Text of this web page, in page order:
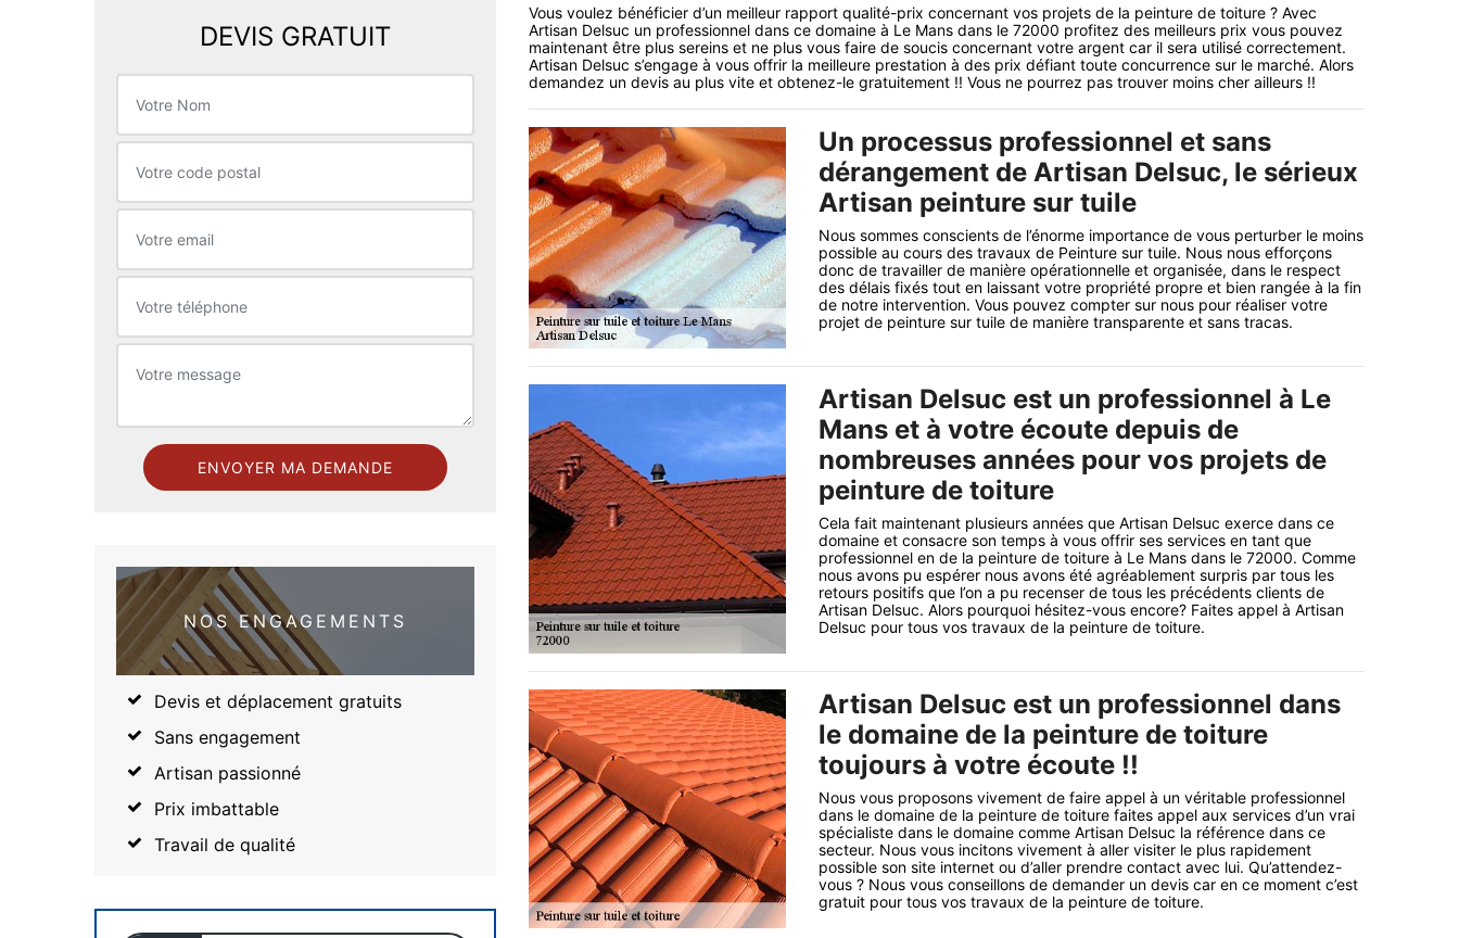
DEVIS GRATUIT
NOS ENGAGEMENTS
Devis et déplacement gratuits
Sans engagement
Artisan passionné
Prix imbattable
Travail de qualité
Vous voulez bénéficier d’un meilleur rapport qualité-prix concernant vos projets de la peinture de toiture ? Avec
Artisan Delsuc un professionnel dans ce domaine à Le Mans dans le 72000 profitez des meilleurs prix vous pouvez
maintenant être plus sereins et ne plus vous faire de soucis concernant votre argent car il sera utilisé correctement.
Artisan Delsuc s’engage à vous offrir la meilleure prestation à des prix défiant toute concurrence sur le marché. Alors
demandez un devis au plus vite et obtenez-le gratuitement !! Vous ne pourrez pas trouver moins cher ailleurs !!
Un processus professionnel et sans
dérangement de Artisan Delsuc, le sérieux
Artisan peinture sur tuile
Nous sommes conscients de l’énorme importance de vous perturber le moins
possible au cours des travaux de Peinture sur tuile. Nous nous efforçons
donc de travailler de manière opérationnelle et organisée, dans le respect
des délais fixés tout en laissant votre propriété propre et bien rangée à la fin
de notre intervention. Vous pouvez compter sur nous pour réaliser votre
projet de peinture sur tuile de manière transparente et sans tracas.
Artisan Delsuc est un professionnel à Le
Mans et à votre écoute depuis de
nombreuses années pour vos projets de
peinture de toiture
Cela fait maintenant plusieurs années que Artisan Delsuc exerce dans ce
domaine et consacre son temps à vous offrir ses services en tant que
professionnel en de la peinture de toiture à Le Mans dans le 72000. Comme
nous avons pu espérer nous avons été agréablement surpris par tous les
retours positifs que l’on a pu recenser de tous les précédents clients de
Artisan Delsuc. Alors pourquoi hésitez-vous encore? Faites appel à Artisan
Delsuc pour tous vos travaux de la peinture de toiture.
Artisan Delsuc est un professionnel dans
le domaine de la peinture de toiture
toujours à votre écoute !!
Nous vous proposons vivement de faire appel à un véritable professionnel
dans le domaine de la peinture de toiture faites appel aux services d’un vrai
spécialiste dans le domaine comme Artisan Delsuc la référence dans ce
secteur. Nous vous incitons vivement à aller visiter le plus rapidement
possible son site internet ou d’aller prendre contact avec lui. Qu’attendez-
vous ? Nous vous conseillons de demander un devis car en ce moment c’est
gratuit pour tous vos travaux de la peinture de toiture.